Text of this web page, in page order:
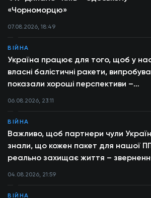
«Чорноморцю»
07.08.2026, 18:49
ВІЙНА
Україна працює для того, щоб у
власні балістичні ракети,
показали хороші перспективи –
06.08.2026, 23:11
ВІЙНА
Важливо, щоб партнери чули
знали, що кожен пакет для нашої
реально захищає життя –
04.08.2026, 21:59
ВІЙНА